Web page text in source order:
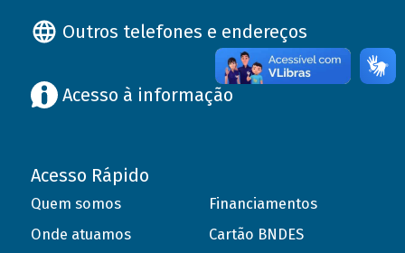
Outros telefones e endereços
Acesso à informação
Acesso Rápido
Quem somos
Onde atuamos
Financiamentos
Cartão BNDES